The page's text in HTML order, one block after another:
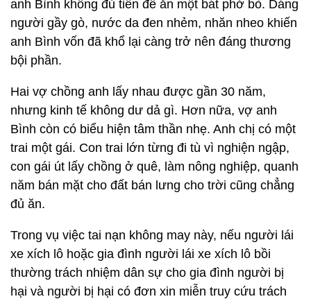
anh Bình không đủ tiền để ăn một bát phở bò. Dáng
người gầy gò, nước da đen nhẻm, nhăn nheo khiến
anh Bình vốn đã khổ lại càng trở nên đáng thương
bội phần.
Hai vợ chồng anh lấy nhau được gần 30 năm,
nhưng kinh tế không dư dả gì. Hơn nữa, vợ anh
Bình còn có biểu hiện tâm thần nhẹ. Anh chị có một
trai một gái. Con trai lớn từng đi tù vì nghiện ngập,
con gái út lấy chồng ở quê, làm nông nghiệp, quanh
năm bán mặt cho đất bán lưng cho trời cũng chẳng
đủ ăn.
Trong vụ việc tai nạn không may này, nếu người lái
xe xích lô hoặc gia đình người lái xe xích lô bồi
thường trách nhiệm dân sự cho gia đình người bị
hại và người bị hại có đơn xin miễn truy cứu trách